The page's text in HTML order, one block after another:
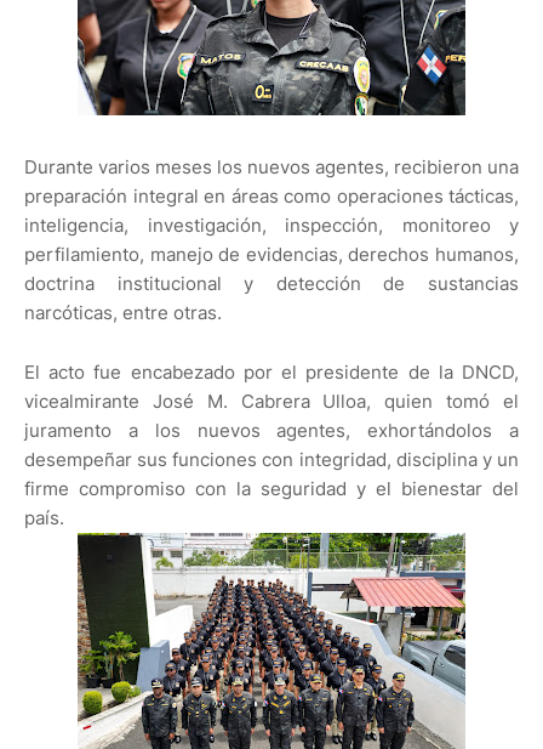
Durante varios meses los nuevos agentes, recibieron una
preparación integral en áreas como operaciones tácticas,
inteligencia, investigación, inspección, monitoreo y
perfilamiento, manejo de evidencias, derechos humanos,
doctrina institucional y detección de sustancias
narcóticas, entre otras.
El acto fue encabezado por el presidente de la DNCD,
vicealmirante José M. Cabrera Ulloa, quien tomó el
juramento a los nuevos agentes, exhortándolos a
desempeñar sus funciones con integridad, disciplina y un
firme compromiso con la seguridad y el bienestar del
país.